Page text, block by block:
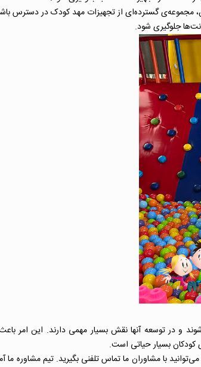
مجموعه‌ی گسترده‌ای از تجهیزات مهد کودک در دسترس
جلوگیری شود.
و در توسعه آنها نقش بسیار مهمی دارند. این امر
کودکان بسیار حیاتی است.
با مشاوران ما تماس تلفنی بگیرید. تیم مشاوره ما